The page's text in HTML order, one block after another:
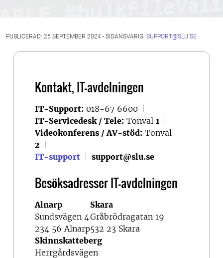
PUBLICERAD: 25 SEPTEMBER 2024 - SIDANSVARIG: SUPPORT@SLU.SE
Kontakt, IT-avdelningen
IT-Support: 018-67 6600
IT-Servicedesk / Tele: Tonval 1
Videokonferens / AV-stöd: Tonval
2
IT-support
support@slu.se
Besöksadresser IT-avdelningen
Alnarp
Sundsvägen 4
234 56 Alnarp
Skara
Gråbrödragatan 19
532 23 Skara
Skinnskatteberg
Herrgårdsvägen